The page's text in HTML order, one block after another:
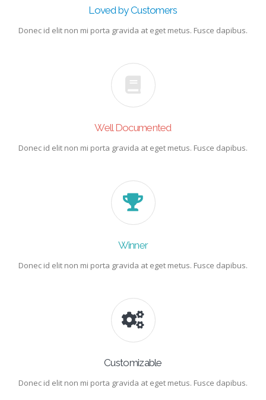
Loved by Customers
Donec id elit non mi porta gravida at eget metus. Fusce dapibus.
Well Documented
Donec id elit non mi porta gravida at eget metus. Fusce dapibus.
Winner
Donec id elit non mi porta gravida at eget metus. Fusce dapibus.
Customizable
Donec id elit non mi porta gravida at eget metus. Fusce dapibus.